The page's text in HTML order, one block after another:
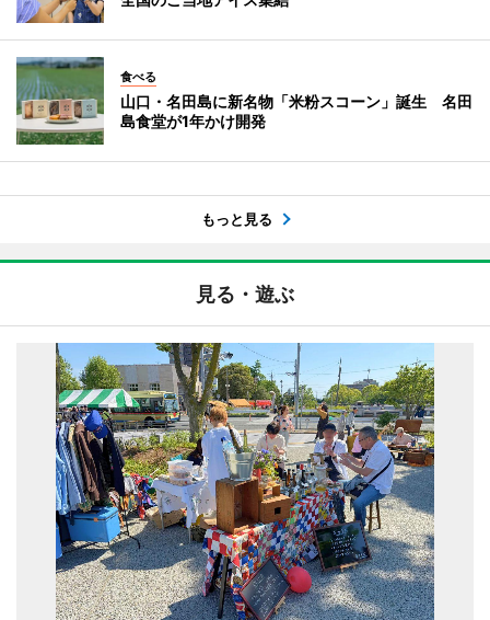
食べる
山口・名田島に新名物「米粉スコーン」誕生 名田
島食堂が1年かけ開発
もっと見る
見る・遊ぶ